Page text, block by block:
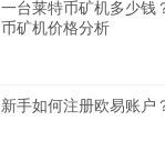
一台莱特币矿机多少钱
币矿机价格分析
新手如何注册欧易账户